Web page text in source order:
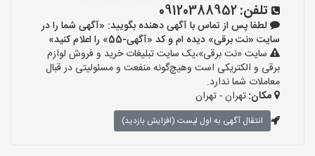
تلفن:09120388952
لطفا پس از تماس با آگهی دهنده بگویید: «آگهی شما را در
سایت «نت برقی» دیده ام و کد «آگهی-55» را اعلام کنید»
سایت «نت برقی»،یک سایت تبلیغات خرید و فروش لوازم
برقی و الکتریکی است وهیچ‌گونه منفعت و مسئولیتی در قبال
معاملات شما ندارد.
مکان:تهران - تهران
انتقال آگهی به اول لیست (افزایش بازدید)